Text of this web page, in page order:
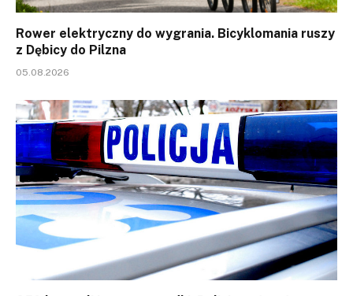
Rower elektryczny do wygrania. Bicyklomania ruszy
z Dębicy do Pilzna
05.08.2026